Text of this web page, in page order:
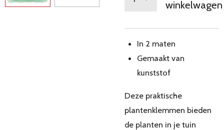
winkelwagen
In 2 maten
Gemaakt van
kunststof
Deze praktische
plantenklemmen bieden
de planten in je tuin